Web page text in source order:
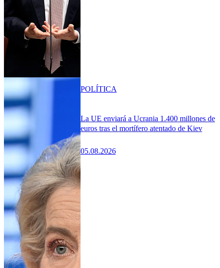
La UE enviará a Ucrania 1.400 millones de
euros tras el mortífero atentado de Kiev
05.08.2026
POLÍTICA